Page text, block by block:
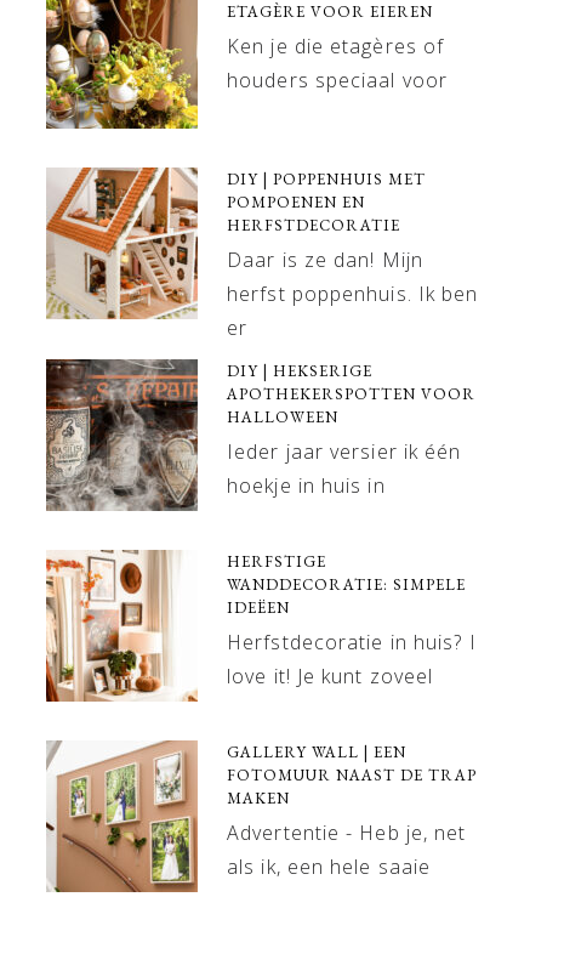
ETAGÈRE VOOR EIEREN
Ken je die etagères of
houders speciaal voor
DIY | POPPENHUIS MET
POMPOENEN EN
HERFSTDECORATIE
Daar is ze dan! Mijn
herfst poppenhuis. Ik ben
er
DIY | HEKSERIGE
APOTHEKERSPOTTEN VOOR
HALLOWEEN
Ieder jaar versier ik één
hoekje in huis in
HERFSTIGE
WANDDECORATIE: SIMPELE
IDEËEN
Herfstdecoratie in huis? I
love it! Je kunt zoveel
GALLERY WALL | EEN
FOTOMUUR NAAST DE TRAP
MAKEN
Advertentie - Heb je, net
als ik, een hele saaie